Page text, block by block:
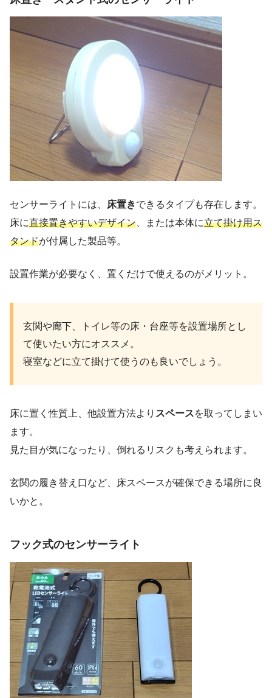
センサーライトには、 床置きできるタイプも存在します。
床に直接置きやすいデザイン 、または本体に立て掛け用ス
タンドが付属した製品等。
設置作業が必要なく、置くだけで使えるのがメリット。
玄関や廊下、トイレ等の床・台座等を設置場所とし
て使いたい方にオススメ。
寝室などに立て掛けて使うのも良いでしょう。
床に置く性質上、他設置方法より スペースを取ってしまい
ます。
見た目が気になったり、倒れるリスクも考えられます。
玄関の履き替え口など、床スペースが確保できる場所に良
いかと。
フック式のセンサーライト